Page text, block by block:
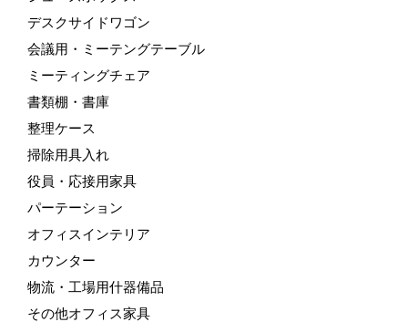
デスクサイドワゴン
会議用・ミーテングテーブル
ミーティングチェア
書類棚・書庫
整理ケース
掃除用具入れ
役員・応接用家具
パーテーション
オフィスインテリア
カウンター
物流・工場用什器備品
その他オフィス家具